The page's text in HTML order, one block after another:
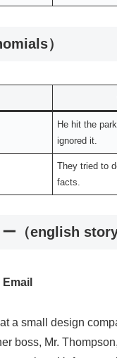
）
He hit the
ignored it.
They tried to
facts.
（english story
a small design
boss, Mr.